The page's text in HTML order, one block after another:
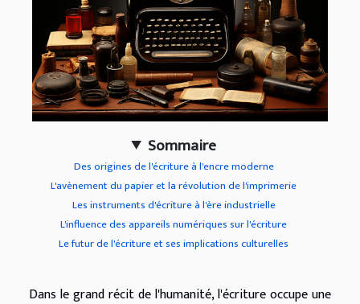
Sommaire
Des origines de l'écriture à l'encre moderne
L'avènement du papier et la révolution de l'imprimerie
Les instruments d'écriture à l'ère industrielle
L'influence des appareils numériques sur l'écriture
Le futur de l'écriture et ses implications culturelles
Dans le grand récit de l'humanité, l'écriture occupe une